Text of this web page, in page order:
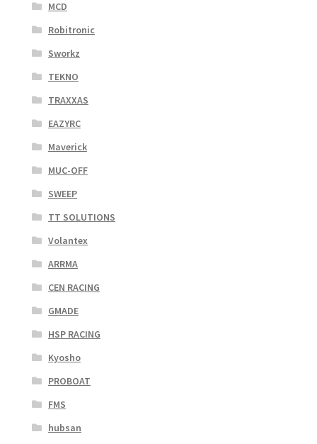
MCD
Robitronic
Sworkz
TEKNO
TRAXXAS
EAZYRC
Maverick
MUC-OFF
SWEEP
TT SOLUTIONS
Volantex
ARRMA
CEN RACING
GMADE
HSP RACING
Kyosho
PROBOAT
FMS
hubsan